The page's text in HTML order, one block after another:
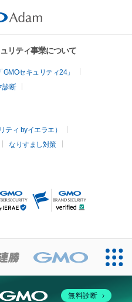
リティ事業について
セキュリティ24」
診断
ティ byイエラエ）
なりすまし対策
無料診断